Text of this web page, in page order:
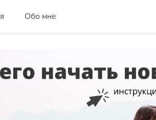
Обо мне